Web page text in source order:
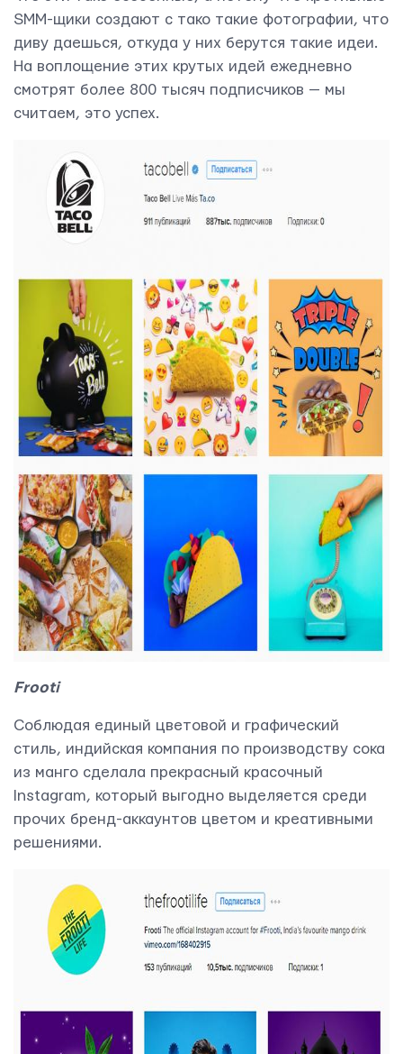
SMM-щики создают с тако такие фотографии, что
диву даешься, откуда у них берутся такие идеи.
На воплощение этих крутых идей ежедневно
смотрят более 800 тысяч подписчиков — мы
считаем, это успех.
Frooti
Соблюдая единый цветовой и графический
стиль, индийская компания по производству сока
из манго сделала прекрасный красочный
Instagram, который выгодно выделяется среди
прочих бренд-аккаунтов цветом и креативными
решениями.